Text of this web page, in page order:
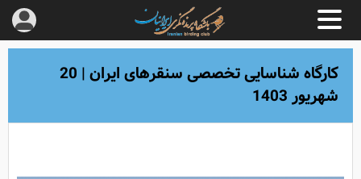
کارگاه شناسایی تخصصی سنقرهای ایران | 20
شهریور 1403